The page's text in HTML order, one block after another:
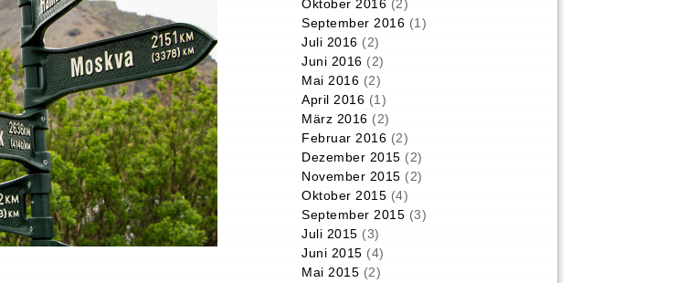
Oktober 2016 (2)
September 2016 (1)
Juli 2016 (2)
Juni 2016 (2)
Mai 2016 (2)
April 2016 (1)
März 2016 (2)
Februar 2016 (2)
Dezember 2015 (2)
November 2015 (2)
Oktober 2015 (4)
September 2015 (3)
Juli 2015 (3)
Juni 2015 (4)
Mai 2015 (2)